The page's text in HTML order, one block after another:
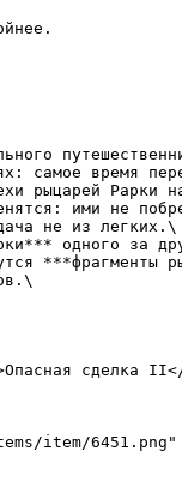
самое время
рыцарей Рарки
ими не
не из легких.\
одного за
***фрагменты
сделка II</
item/